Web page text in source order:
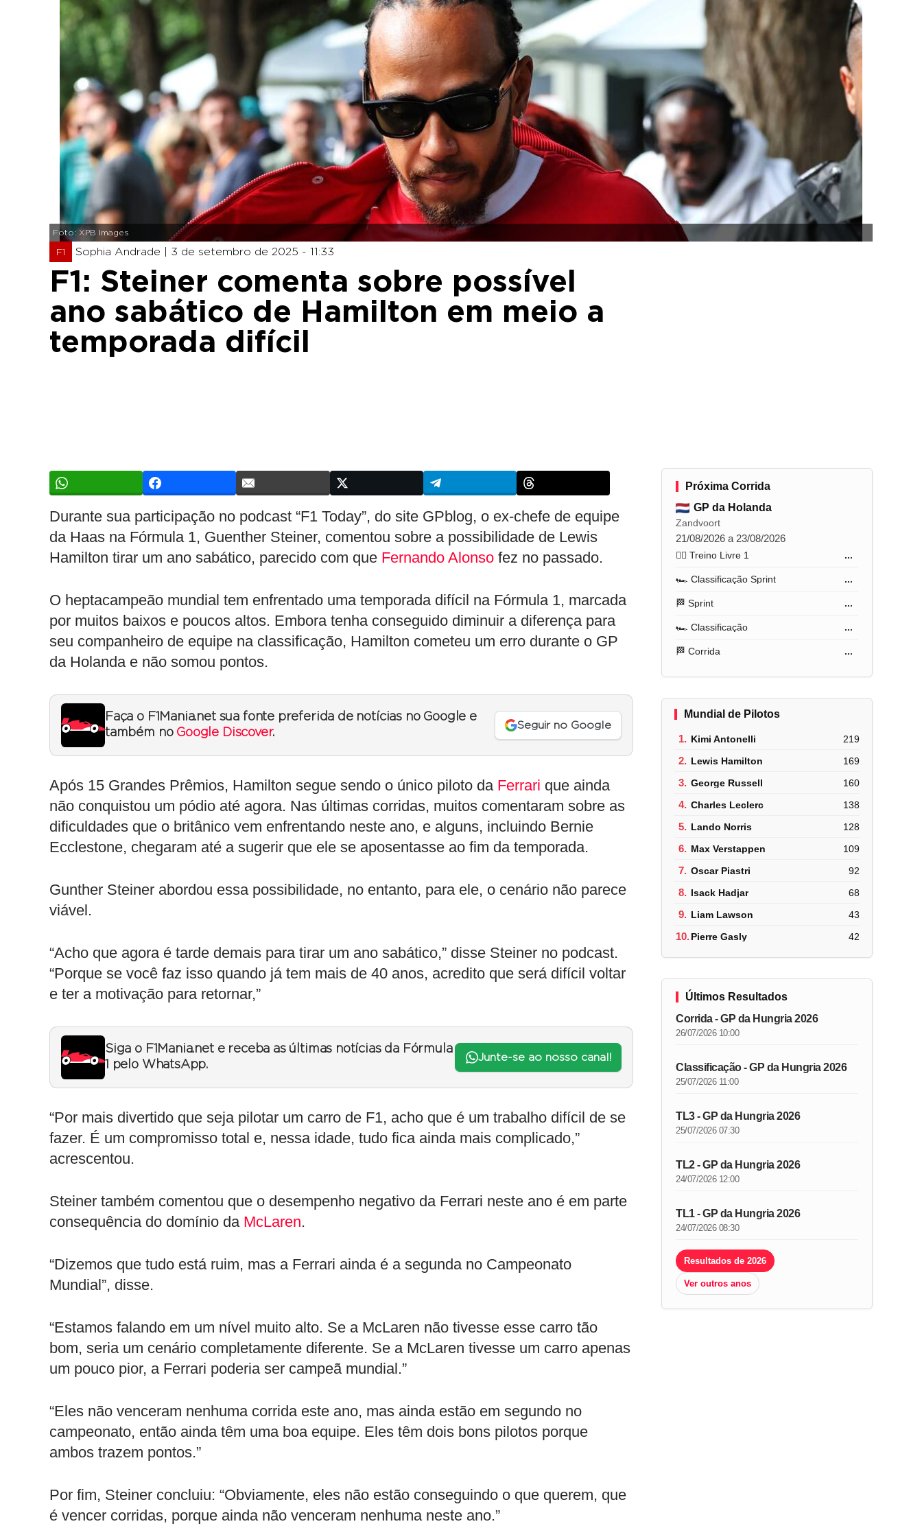
Foto: XPB Images
F1 Sophia Andrade | 3 de setembro de 2025 - 11:33
F1: Steiner comenta sobre possível
ano sabático de Hamilton em meio a
temporada difícil
Durante sua participação no podcast “F1 Today”, do site GPblog, o ex-chefe de equipe
da Haas na Fórmula 1, Guenther Steiner, comentou sobre a possibilidade de Lewis
Hamilton tirar um ano sabático, parecido com que Fernando Alonso fez no passado.
O heptacampeão mundial tem enfrentado uma temporada difícil na Fórmula 1, marcada
por muitos baixos e poucos altos. Embora tenha conseguido diminuir a diferença para
seu companheiro de equipe na classificação, Hamilton cometeu um erro durante o GP
da Holanda e não somou pontos.
Faça o F1Mania.net sua fonte preferida de notícias no Google e
também no Google Discover.
Seguir no Google
Após 15 Grandes Prêmios, Hamilton segue sendo o único piloto da Ferrari que ainda
não conquistou um pódio até agora. Nas últimas corridas, muitos comentaram sobre as
dificuldades que o britânico vem enfrentando neste ano, e alguns, incluindo Bernie
Ecclestone, chegaram até a sugerir que ele se aposentasse ao fim da temporada.
Gunther Steiner abordou essa possibilidade, no entanto, para ele, o cenário não parece
viável.
“Acho que agora é tarde demais para tirar um ano sabático,” disse Steiner no podcast.
“Porque se você faz isso quando já tem mais de 40 anos, acredito que será difícil voltar
e ter a motivação para retornar,”
Siga o F1Mania.net e receba as últimas notícias da Fórmula
1 pelo WhatsApp.
Junte-se ao nosso canal!
“Por mais divertido que seja pilotar um carro de F1, acho que é um trabalho difícil de se
fazer. É um compromisso total e, nessa idade, tudo fica ainda mais complicado,”
acrescentou.
Steiner também comentou que o desempenho negativo da Ferrari neste ano é em parte
consequência do domínio da McLaren.
“Dizemos que tudo está ruim, mas a Ferrari ainda é a segunda no Campeonato
Mundial”, disse.
“Estamos falando em um nível muito alto. Se a McLaren não tivesse esse carro tão
bom, seria um cenário completamente diferente. Se a McLaren tivesse um carro apenas
um pouco pior, a Ferrari poderia ser campeã mundial.”
“Eles não venceram nenhuma corrida este ano, mas ainda estão em segundo no
campeonato, então ainda têm uma boa equipe. Eles têm dois bons pilotos porque
ambos trazem pontos.”
Por fim, Steiner concluiu: “Obviamente, eles não estão conseguindo o que querem, que
é vencer corridas, porque ainda não venceram nenhuma neste ano.”
Próxima Corrida
GP da Holanda
Zandvoort
21/08/2026 a 23/08/2026
🏋️‍♂️ Treino Livre 1 ...
🏎️ Classificação Sprint ...
🏁 Sprint ...
🏎️ Classificação ...
🏁 Corrida ...
Mundial de Pilotos
1. Kimi Antonelli 219
2. Lewis Hamilton 169
3. George Russell 160
4. Charles Leclerc 138
5. Lando Norris 128
6. Max Verstappen 109
7. Oscar Piastri 92
8. Isack Hadjar 68
9. Liam Lawson 43
10.Pierre Gasly 42
Últimos Resultados
Corrida - GP da Hungria 2026
26/07/2026 10:00
Classificação - GP da Hungria 2026
25/07/2026 11:00
TL3 - GP da Hungria 2026
25/07/2026 07:30
TL2 - GP da Hungria 2026
24/07/2026 12:00
TL1 - GP da Hungria 2026
24/07/2026 08:30
Resultados de 2026
Ver outros anos